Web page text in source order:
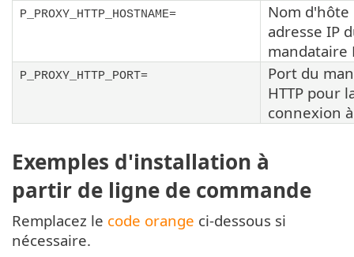
P_PROXY_HTTP_HOSTNAME=
Nom d'hôte
adresse IP
mandataire
P_PROXY_HTTP_PORT=
Port du
HTTP pour
connexion
Exemples d'installation à
partir de ligne de commande
Remplacez le code orange ci-dessous si
nécessaire.